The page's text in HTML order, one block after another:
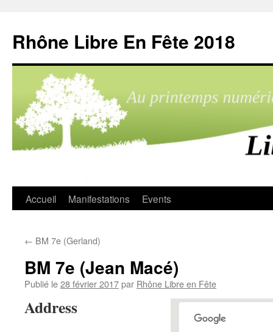
contenu
Rhône Libre En Fête 2018
Accueil Manifestations Events
← BM 7e (Gerland)
BM 7e (Jean Macé)
Publié le28 février 2017par Rhône Libre en Fête
Address